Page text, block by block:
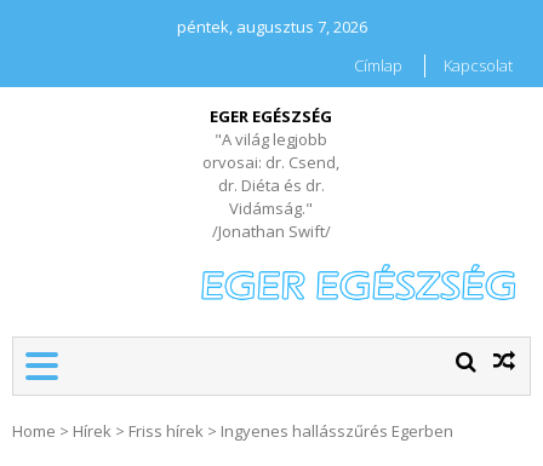
péntek, augusztus 7, 2026
Címlap
Kapcsolat
EGER EGÉSZSÉG
"A világ legjobb
orvosai: dr. Csend,
dr. Diéta és dr.
Vidámság."
/Jonathan Swift/
Home > Hírek > Friss hírek > Ingyenes hallásszűrés Egerben